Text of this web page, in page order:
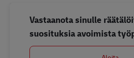
Vastaanota sinulle
suosituksia avoimista